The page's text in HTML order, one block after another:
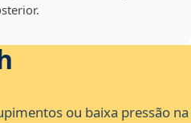
ou baixa pressão na